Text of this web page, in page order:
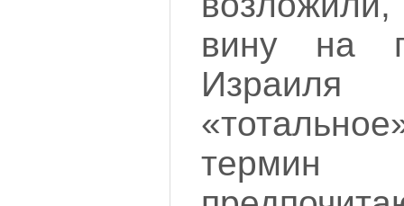
вину на
Израиля
термин